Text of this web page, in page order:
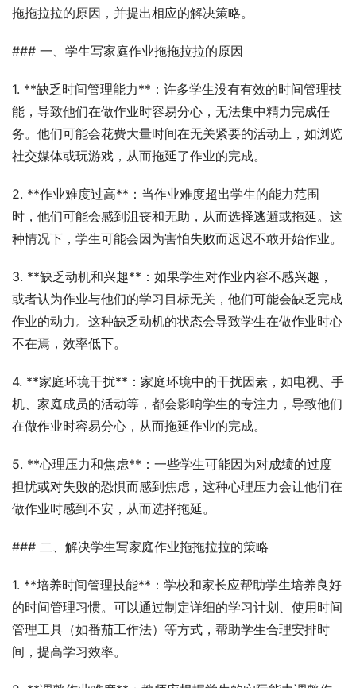
拖拖拉拉的原因，并提出相应的解决策略。
### 一、学生写家庭作业拖拖拉拉的原因
1. **缺乏时间管理能力**：许多学生没有有效的时间管理技
能，导致他们在做作业时容易分心，无法集中精力完成任
务。他们可能会花费大量时间在无关紧要的活动上，如浏览
社交媒体或玩游戏，从而拖延了作业的完成。
2. **作业难度过高**：当作业难度超出学生的能力范围
时，他们可能会感到沮丧和无助，从而选择逃避或拖延。这
种情况下，学生可能会因为害怕失败而迟迟不敢开始作业。
3. **缺乏动机和兴趣**：如果学生对作业内容不感兴趣，
或者认为作业与他们的学习目标无关，他们可能会缺乏完成
作业的动力。这种缺乏动机的状态会导致学生在做作业时心
不在焉，效率低下。
4. **家庭环境干扰**：家庭环境中的干扰因素，如电视、手
机、家庭成员的活动等，都会影响学生的专注力，导致他们
在做作业时容易分心，从而拖延作业的完成。
5. **心理压力和焦虑**：一些学生可能因为对成绩的过度
担忧或对失败的恐惧而感到焦虑，这种心理压力会让他们在
做作业时感到不安，从而选择拖延。
### 二、解决学生写家庭作业拖拖拉拉的策略
1. **培养时间管理技能**：学校和家长应帮助学生培养良好
的时间管理习惯。可以通过制定详细的学习计划、使用时间
管理工具（如番茄工作法）等方式，帮助学生合理安排时
间，提高学习效率。